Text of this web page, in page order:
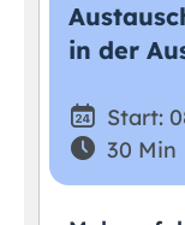
in der
Start:
30 Min